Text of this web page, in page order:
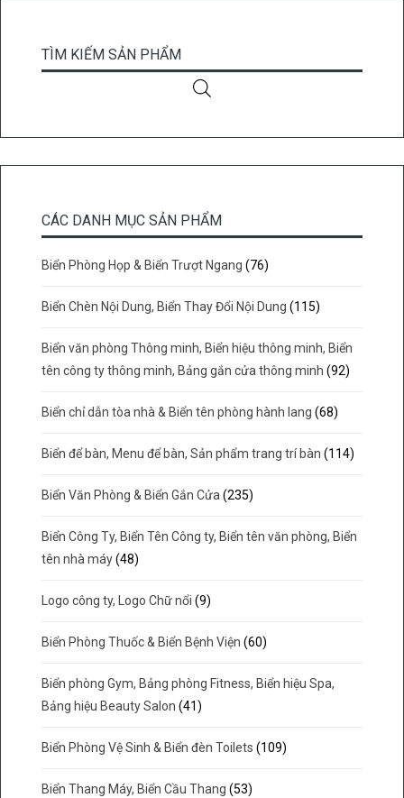
TÌM KIẾM SẢN PHẨM
CÁC DANH MỤC SẢN PHẨM
Biển Phòng Họp & Biển Trượt Ngang (76)
Biển Chèn Nội Dung, Biển Thay Đổi Nội Dung (115)
Biển văn phòng Thông minh, Biển hiệu thông minh, Biển
tên công ty thông minh, Bảng gắn cửa thông minh (92)
Biển chỉ dẫn tòa nhà & Biển tên phòng hành lang (68)
Biển để bàn, Menu để bàn, Sản phẩm trang trí bàn (114)
Biển Văn Phòng & Biển Gắn Cửa (235)
Biển Công Ty, Biển Tên Công ty, Biển tên văn phòng, Biển
tên nhà máy (48)
Logo công ty, Logo Chữ nổi (9)
Biển Phòng Thuốc & Biển Bệnh Viện (60)
Biển phòng Gym, Bảng phòng Fitness, Biển hiệu Spa,
Bảng hiệu Beauty Salon (41)
Biển Phòng Vệ Sinh & Biển đèn Toilets (109)
Biển Thang Máy, Biển Cầu Thang (53)